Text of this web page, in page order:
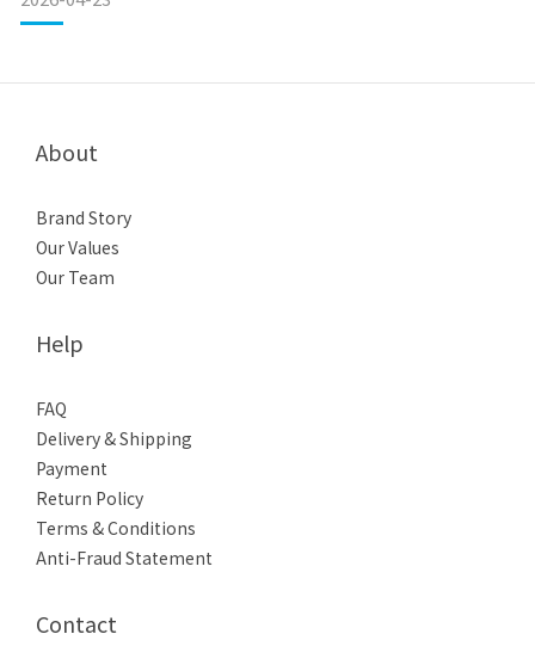
四、空間心理 Q&A 小撇步五、關於｜心理師 Waha行動心理師
的體悟：當環境變動，內心如何安定？ 我是一名「行動心理
About
Brand Story
Our Values
Our Team
Help
FAQ
Delivery & Shipping
Payment
Return Policy
Terms & Conditions
Anti-Fraud Statement
Contact